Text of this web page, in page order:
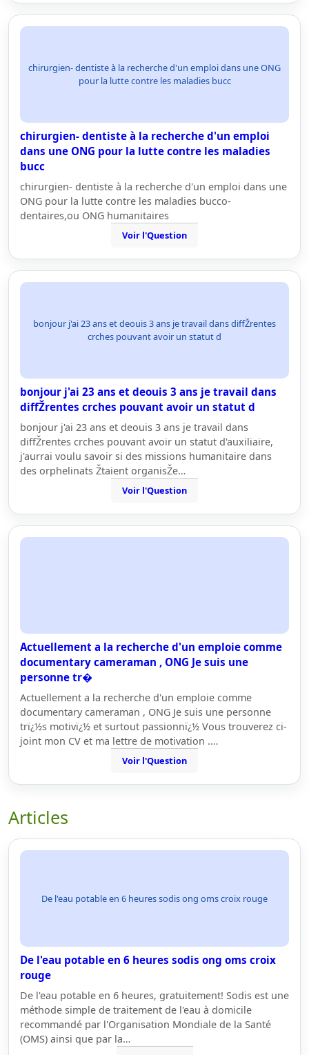
chirurgien- dentiste à la recherche d'un emploi dans une ONG
pour la lutte contre les maladies bucc
chirurgien- dentiste à la recherche d'un emploi
dans une ONG pour la lutte contre les maladies
bucc
chirurgien- dentiste à la recherche d'un emploi dans une
ONG pour la lutte contre les maladies bucco-
dentaires,ou ONG humanitaires
Voir l'Question
bonjour j'ai 23 ans et deouis 3 ans je travail dans diffŽrentes
crches pouvant avoir un statut d
bonjour j'ai 23 ans et deouis 3 ans je travail dans
diffŽrentes crches pouvant avoir un statut d
bonjour j'ai 23 ans et deouis 3 ans je travail dans
diffŽrentes crches pouvant avoir un statut d'auxiliaire,
j'aurrai voulu savoir si des missions humanitaire dans
des orphelinats Žtaient organisŽe…
Voir l'Question
Actuellement a la recherche d'un emploie comme
documentary cameraman , ONG Je suis une
personne tr�
Actuellement a la recherche d'un emploie comme
documentary cameraman , ONG Je suis une personne
trï¿½s motivï¿½ et surtout passionnï¿½ Vous trouverez ci-
joint mon CV et ma lettre de motivation .…
Voir l'Question
Articles
De l'eau potable en 6 heures sodis ong oms croix rouge
De l'eau potable en 6 heures sodis ong oms croix
rouge
De l'eau potable en 6 heures, gratuitement! Sodis est une
méthode simple de traitement de l'eau à domicile
recommandé par l'Organisation Mondiale de la Santé
(OMS) ainsi que par la…